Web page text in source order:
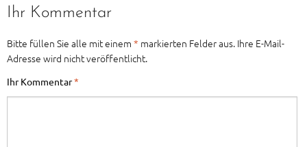
Ihr Kommentar
Bitte füllen Sie alle mit einem * markierten Felder aus. Ihre E-Mail-
Adresse wird nicht veröffentlicht.
Ihr Kommentar*